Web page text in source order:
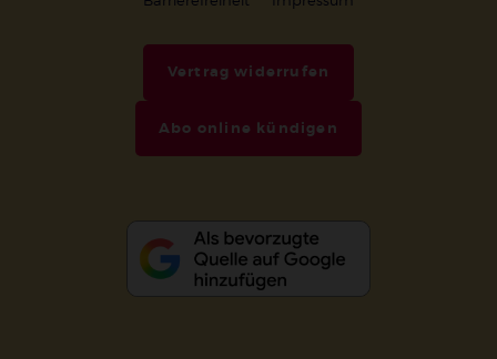
Vertrag widerrufen
Abo online kündigen